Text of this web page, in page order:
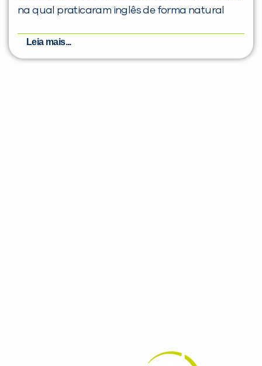
na qual praticaram inglês de forma natural
Leia mais...